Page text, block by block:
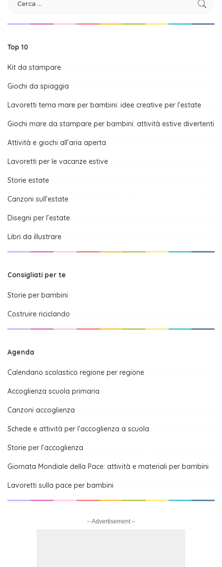
Top 10
Kit da stampare
Giochi da spiaggia
Lavoretti tema mare per bambini: idee creative per l’estate
Giochi mare da stampare per bambini: attività estive divertenti
Attività e giochi all’aria aperta
Lavoretti per le vacanze estive
Storie estate
Canzoni sull’estate
Disegni per l’estate
Libri da illustrare
Consigliati per te
Storie per bambini
Costruire riciclando
Agenda
Calendario scolastico regione per regione
Accoglienza scuola primaria
Canzoni accoglienza
Schede e attività per l’accoglienza a scuola
Storie per l’accoglienza
Giornata Mondiale della Pace: attività e materiali per bambini
Lavoretti sulla pace per bambini
– Advertisement –